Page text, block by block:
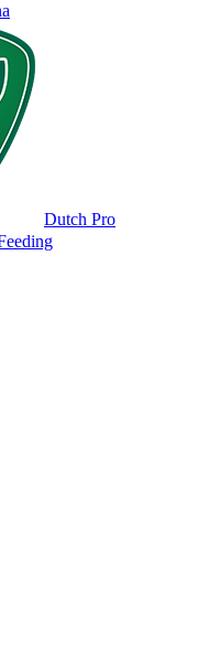
Dutch Pro